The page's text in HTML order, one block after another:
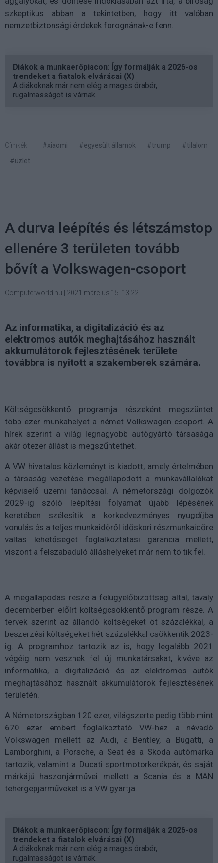
szkeptikus abban a tekintetben, hogy itt valóban
nemzetbiztonsági érdekek forognának-e fenn.
Diákok a munkaerőpiacon: Így formálják a 2026-os
trendeket a fiatalok elvárásai (X)
A diákoknak már nem elég a magas órabér,
rugalmasságot is várnak.
Címkék: #xiaomi #egyesült államok #trump
#tilalom
#üzlet
A durva leépítés és létszámstop
ellenére 3 területen tovább
bővít a Volkswagen-csoport
Computerworld.hu 2021 március 15. 13:22
Az informatika, a digitalizáció és az
elektromos autók meghajtásához használt
akkumulátorok fejlesztésének területe
továbbra is nyitott a szakemberek számára.
Költségcsökkentő programja részeként megszüntet
több ezer munkahelyet a német Volkswagen csoport. A
hírek szerint a világ legnagyobb autógyártó társasága
akár ötezer állást is megszűntethet.
A VW hivatalos közleményt is kiadott, amely értelmében
a társaság vezetése megállapodott a munkavállalókat
képviselő üzemi tanáccsal. A németországi dolgozók
2029-ig szóló leépítési folyamat újabb lépésének
keretében szélesítik a korkedvezményes nyugdíjba
vonulás és a teljes munkaidőről időskori részmunkaidőre
váltás lehetőségét foglalkoztatási garancia mellett,
viszont a felszabaduló álláshelyeket már nem töltik fel.
A megállapodás része a felügyelőbizottság által, tavaly
decemberben előírt költségcsökkentő program része. A
tervek szerint az állandó költségeket öt százalékkal, a
beszerzési költségeket hét százalékkal csökkentik 2023-
ig. A programhoz tartozik az is, hogy legalább 2021
végéig nem vesznek fel új munkatársakat, kivéve az
informatika, a digitalizáció és az elektromos autók
meghajtásához használt akkumulátorok fejlesztésének
területén.
A Németországban 120 ezer, világszerte pedig több mint
670 ezer embert foglalkoztató VW-hez a névadó
Volkswagen mellett az Audi, a Bentley, a Bugatti, a
Lamborghini, a Porsche, a Seat és a Skoda autómárka
tartozik, valamint a Ducati sportmotorkerékpár, és saját
márkájú haszonjárművei mellett a Scania és a MAN
tehergépjárműveket is a VW gyártja.
Diákok a munkaerőpiacon: Így formálják a 2026-os
trendeket a fiatalok elvárásai (X)
A diákoknak már nem elég a magas órabér,
rugalmasságot is várnak.